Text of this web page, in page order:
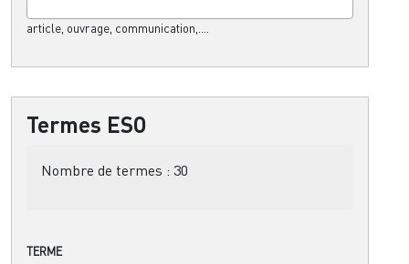
article, ouvrage, communication,....
Termes ESO
Nombre de termes : 30
TERME